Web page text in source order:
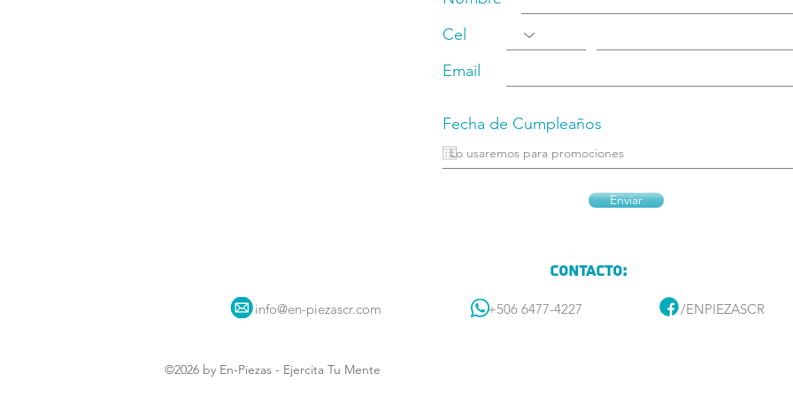
Cel
Email
Enviar
Fecha de Cumpleaños
Contacto:
info@en-piezascr.com +506 6477-4227 /ENPIEZASCR
©2026 by En-Piezas - Ejercita Tu Mente